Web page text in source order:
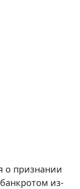
о признании
банкротом из-